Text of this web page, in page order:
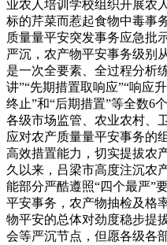
业农人培训学校组织开展农
标的芹菜而惹起食物中毒事
质量量平安突发事务应急批
严沉，农产物平安事务级别
是一次全要素、全过程分析
讲”“先期措置取响应”“响应
终止”和“后期措置”等全数6
各级市场监管、农业农村、
应对农产质量量平安事务的
高效措置能力，切实提拔农
久以来，吕梁市高度注沉农
能部分严酷遵照“四个最严”
平安事务，农产物抽检及格
物平安的总体对劲度稳步提
会等严沉节点，但愿各级各